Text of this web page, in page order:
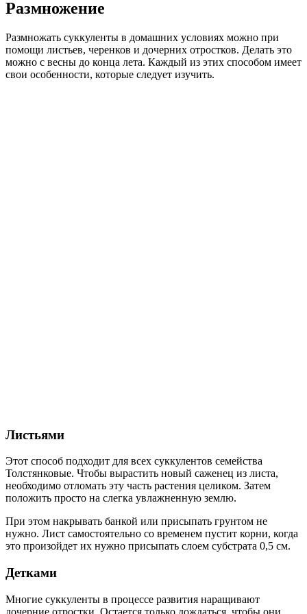
Размножение
Размножать суккуленты в домашних условиях можно при
помощи листьев, черенков и дочерних отростков. Делать это
можно с весны до конца лета. Каждый из этих способом имеет
свои особенности, которые следует изучить.
Листьями
Этот способ подходит для всех суккулентов семейства
Толстянковые. Чтобы вырастить новый саженец из листа,
необходимо отломать эту часть растения целиком. Затем
положить просто на слегка увлажненную землю.
При этом накрывать банкой или присыпать грунтом не
нужно. Лист самостоятельно со временем пустит корни, когда
это произойдет их нужно присыпать слоем субстрата 0,5 см.
Детками
Многие суккуленты в процессе развития наращивают
дочерние отростки. Остается только дождаться, чтобы они